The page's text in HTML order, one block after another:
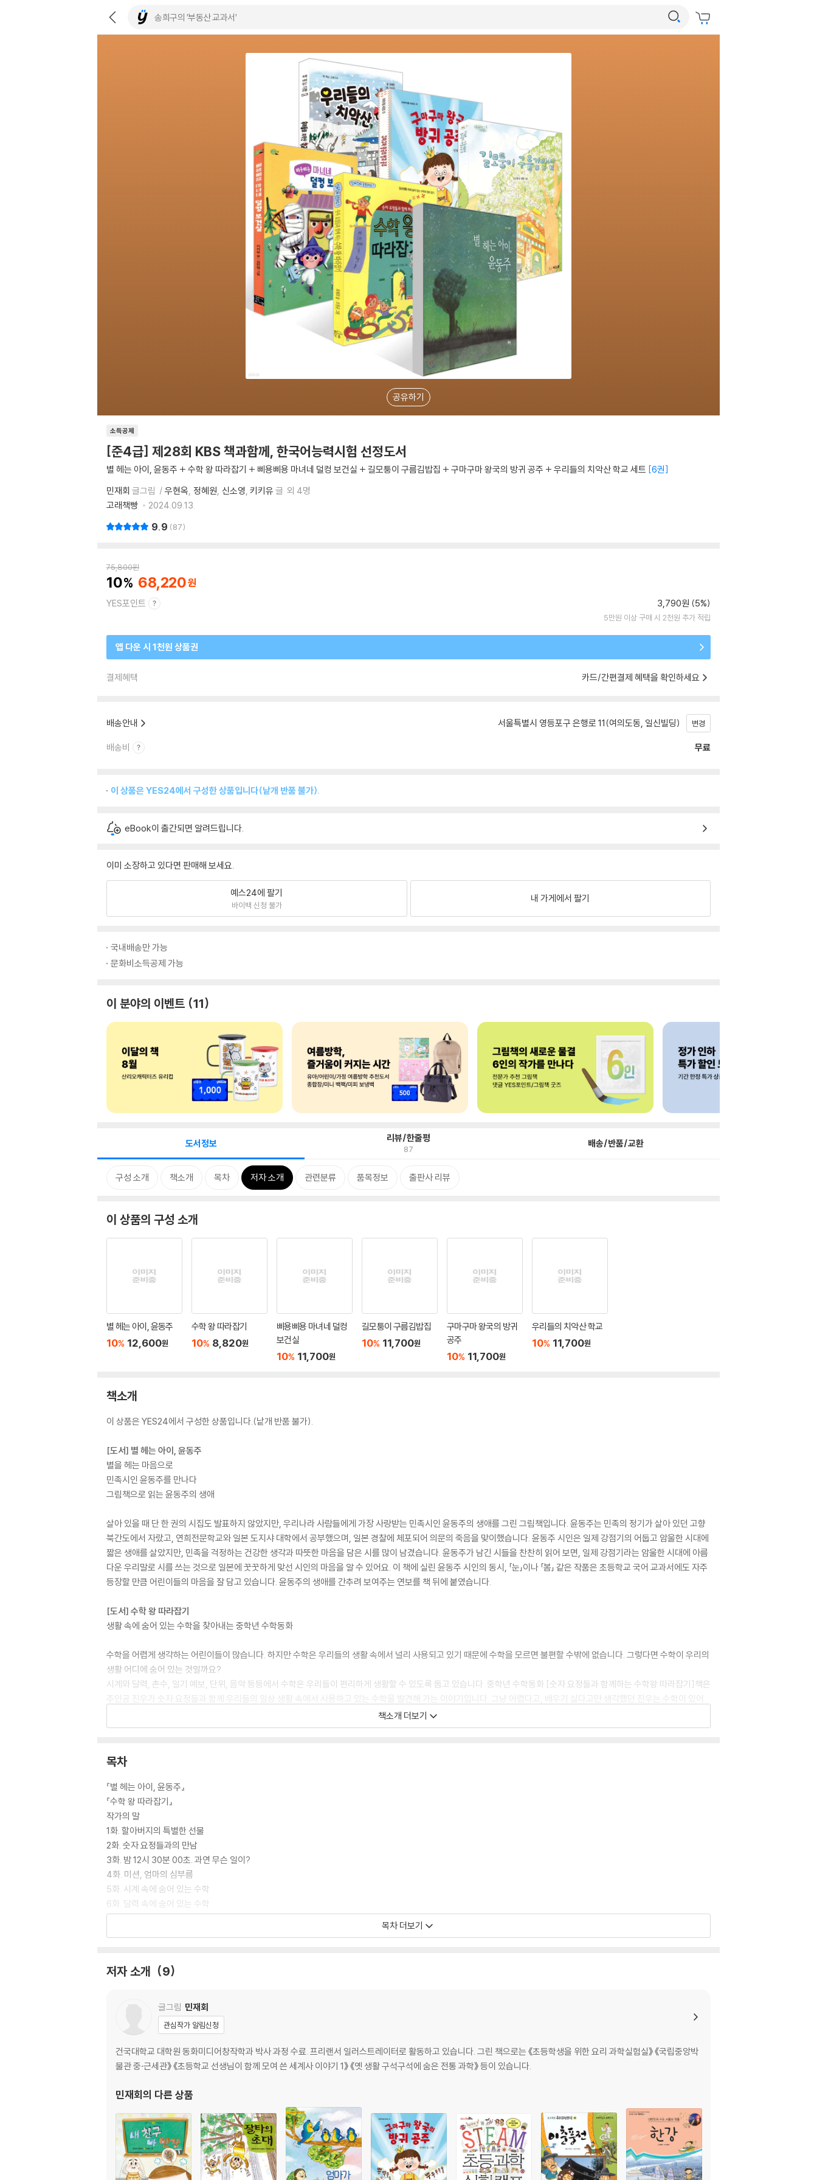
공유하기
소득공제
[준4급] 제28회 KBS 책과함께, 한국어능력시험 선정도서
별 헤는 아이, 윤동주 + 수학 왕 따라잡기 + 삐용삐용 마녀네 덜컹 보건실 + 길모퉁이 구름김밥집 + 구마구마 왕국의 방귀 공주 + 우리들의 치악산 학교 세트 6권
민재회 글그림 우현옥 정혜원 신소영 키키유 글 외 4명
고래책빵
2024.09.13.
9.9 87
75,800원
10 68,220
YES포인트 3,790원 (5%)
5만원 이상 구매 시 2천원 추가 적립
앱 다운 시 1천원 상품권
결제혜택 카드/간편결제 혜택을 확인하세요
배송안내 서울특별시 영등포구 은행로 11(여의도동, 일신빌딩) 변경
배송비 무료
이 상품은 YES24에서 구성한 상품입니다(낱개 반품 불가).
eBook이 출간되면 알려드립니다.
이미 소장하고 있다면 판매해 보세요.
예스24에 팔기
바이백 신청 불가
내 가게에서 팔기
국내배송만 가능
문화비소득공제 가능
이 분야의 이벤트 11
도서정보 리뷰/한줄평
87 배송/반품/교환
구성 소개 책소개 목차 저자 소개 관련분류 품목정보 출판사 리뷰
이 상품의 구성 소개
별 헤는 아이, 윤동주
10% 12,600원
수학 왕 따라잡기
10% 8,820원
삐용삐용 마녀네 덜컹
보건실
10% 11,700원
길모퉁이 구름김밥집
10% 11,700원
구마구마 왕국의 방귀
공주
10% 11,700원
우리들의 치악산 학교
10% 11,700원
책소개
이 상품은 YES24에서 구성한 상품입니다.(낱개 반품 불가).
[도서] 별 헤는 아이, 윤동주
별을 헤는 마음으로
민족시인 윤동주를 만나다
그림책으로 읽는 윤동주의 생애
살아 있을 때 단 한 권의 시집도 발표하지 않았지만, 우리나라 사람들에게 가장 사랑받는 민족시인 윤동주의 생애를 그린 그림책입니다. 윤동주는 민족의 정기가 살아 있던 고향
북간도에서 자랐고, 연희전문학교와 일본 도지샤 대학에서 공부했으며, 일본 경찰에 체포되어 의문의 죽음을 맞이했습니다. 윤동주 시인은 일제 강점기의 어둡고 암울한 시대에
짧은 생애를 살았지만, 민족을 걱정하는 건강한 생각과 따뜻한 마음을 담은 시를 많이 남겼습니다. 윤동주가 남긴 시들을 찬찬히 읽어 보면, 일제 강점기라는 암울한 시대에 아름
다운 우리말로 시를 쓰는 것으로 일본에 꿋꿋하게 맞선 시인의 마음을 알 수 있어요. 이 책에 실린 윤동주 시인의 동시, 「눈」이나 「봄」 같은 작품은 초등학교 국어 교과서에도 자주
등장할 만큼 어린이들의 마음을 잘 담고 있습니다. 윤동주의 생애를 간추려 보여주는 연보를 책 뒤에 붙였습니다.
[도서] 수학 왕 따라잡기
생활 속에 숨어 있는 수학을 찾아내는 중학년 수학동화
수학을 어렵게 생각하는 어린이들이 많습니다. 하지만 수학은 우리들의 생활 속에서 널리 사용되고 있기 때문에 수학을 모르면 불편할 수밖에 없습니다. 그렇다면 수학이 우리의
생활 어디에 숨어 있는 것일까요?
시계와 달력, 촌수, 일기 예보, 단위, 음악 등등에서 수학은 우리들이 편리하게 생활할 수 있도록 돕고 있습니다. 중학년 수학동화 [숫자 요정들과 함께하는 수학왕 따라잡기]책은
주인공 진우가 숫자 요정들과 함께 우리들의 일상 생활 속에서 사용하고 있는 수학을 발견해 가는 이야기입니다. 그냥 어렵다고, 배우기 싫다고만 생각했던 진우는 수학이 있어
아이들은 수학동화를 읽으며 수학의 기본 개념을 자연스럽게 이해할 뿐만 아니라 수학이 일상생활에 어떻게 적용되는지를 인식하고, 수학 학습에 흥미와 자신감을 가질 수 있습
간호사였던 저자는, 응급실과 청소년 수련원 보건실에서 근무하면서 아이들에게 여러 응급 사고가 발생하는 것을 보았습니다. 학교와 가정 외에 체험학습을 하러 간 야외에서도
아이들에게 사고는 빈번하게 일어납니다. 저자는 그런 사고에 대비해서 응급 처치법을 알고 있으면 도움이 되지 않을까 하는 마음으로 이 동화를 쓰게 되었습니다. 마녀 간호학
교 졸업반 꼬마 마녀 코코는 덜컹 보건실로 보건 선생님으로 실습을 나가게 됩니다. 코코가 만나는 응급 상황들을 따라가다 보면 몰랐던 응급 처치 상식을 알게 되고, 위험한 상황
에서 대처하는 힘을 기를 수 있게 됩니다. 동화를 읽으면서 다양한 보건 상식 문제를 풀어 볼 수 있게 구성했습니다.
[도서] 길모퉁이 구름김밥집
“마음만 받습니다. 특별한 김밥이니까요.”
출출한 마음을 달래 줄 감칠맛 나는 이야기
『단어의 여왕』으로 비룡소 황금도깨비상을 수상하며 시와 동화를 결합한 신선한 글쓰기 형식을 선보인 신소영 작가의 신작 동화다. 하얀 이팝나무꽃이 소복하게 핀 길모퉁이에
는 아주 특이한 식당이 있다. 언뜻 보면 ‘구름김밥’이라는 간판을 단 평범한 김밥집 같지만, 사장과 종업원이 아주 별나다. 사장 ‘구멍김’은 몸에 커다란 구멍이 있고 종업원 단무지
구멍김과 단무지는 용이를 따라가며 마음이 떨어지길 기다리지만, 잽싼 용이 뒤를 쫓는 건 쉽지 않다.
[도서] 구마구마 왕국의 방귀 공주
방귀 공주 예나와 마법의 세계로 떠나는 여행!
시도 때도 없이 나오는 방귀 때문에 방귀 공주라고 불리는 예나에게 어느 날 누군가 찾아왔어요. 둥그렇고 길쭉한 몸에 팔다리가 얇고 가느다란 보랏빛 난쟁이였지요. 구마구마
왕국에 가면 예나를 힘들게 하던 지독한 방귀를 팔 수 있다는데…. 과연 예나는 방귀를 팔아서 방귀 공주라는 오명에서 벗어날 수 있을까요? 지긋지긋한 방귀가 에너지로 바뀌는
AI를 통해 서로 소통하며 가르치고 배우는 동물학교 풍경
사회의 단면인 동물학교를 통해 깨닫는 배려와 조화의 가치
어린이가 줄면서 학교가 줄줄이 문을 닫고 있습니다. 산골의 문 닫은 학교를 급속히 발달하는 AI를 이용해 동물들과 소통하며 가르치는 동물학교로 만들면 어떨까요? 작가는 이
책소개 더보기
목차
『별 헤는 아이, 윤동주』
『수학 왕 따라잡기』
작가의 말
1화. 할아버지의 특별한 선물
2화. 숫자 요정들과의 만남
3화. 밤 12시 30분 00초. 과연 무슨 일이?
4화. 미션, 엄마의 심부름
5화. 시계 속에 숨어 있는 수학
6화. 달력 속에 숨어 있는 수학
7화. 촌수, 친척과 나와의 관계
『삐용삐용 마녀네 덜컹 보건실』
1. 마녀 간호학교
2. 삐용삐용 마녀네 덜컹 보건실
3. 꼬린내 장난감 가게
5. 뾰족뾰족 이빨 마녀
7. 마녀 체육 대회
8. 보건 선생님이 될 수 있을까?
작가의 말
목차 더보기
저자 소개 9
글그림 민재회
관심작가 알림신청
건국대학교 대학원 동화미디어창작학과 박사 과정 수료. 프리랜서 일러스트레이터로 활동하고 있습니다. 그린 책으로는 《초등학생을 위한 요리 과학실험실》 《국립중앙박
물관 중·근세관》 《초등학교 선생님이 함께 모여 쓴 세계사 이야기 1》 《옛 생활 구석구석에 숨은 전통 과학》 등이 있습니다.
민재회의 다른 상품